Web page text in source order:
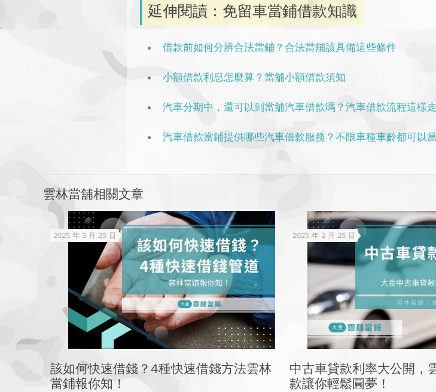
延伸閱讀：免留車當鋪借款知識
借款前如何分辨合法當鋪？合法當舖該具備這些條件
小額借款利息怎麼算？當舖小額借款須知
汽車分期中，還可以到當舖汽車借款嗎？汽車借款流程這樣走
汽車借款當鋪提供哪些汽車借款服務？不限車種車齡都可以
雲林當舖相關文章
2025 年 3 月 25 日
該如何快速借錢？4種快速借錢方法雲林
當鋪報你知！
2025 年 2 月 25 日
中古車貸款利率大公開，
款讓你輕鬆圓夢！